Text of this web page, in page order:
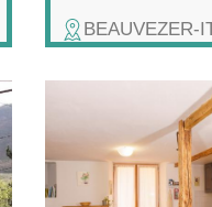
BEAUVEZER-
Appartamento nel
paese, vicino al
all'ufficio postale.
gratuito nelle